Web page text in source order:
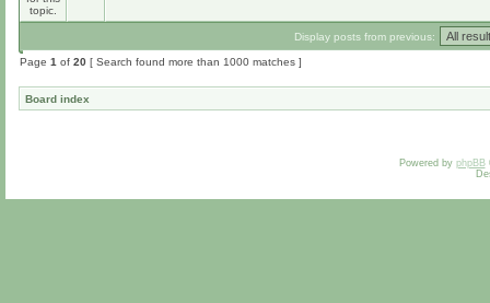
Display posts from previous:
Page 1 of 20 [ Search found more than 1000 matches ]
Board index
Powered by phpBB